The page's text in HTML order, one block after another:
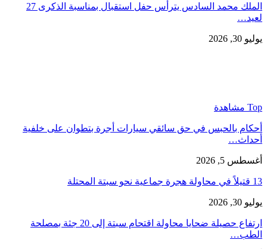
الملك محمد السادس يترأس حفل استقبال بمناسبة الذكرى 27
لعيد…
يوليو 30, 2026
Top مشاهدة
أحكام بالحبس في حق سائقي سيارات أجرة بتطوان على خلفية
أحداث…
أغسطس 5, 2026
13 قتيلاً في محاولة هجرة جماعية نحو سبتة المحتلة
يوليو 30, 2026
ارتفاع حصيلة ضحايا محاولة اقتحام سبتة إلى 20 جثة بمصلحة
الطب…